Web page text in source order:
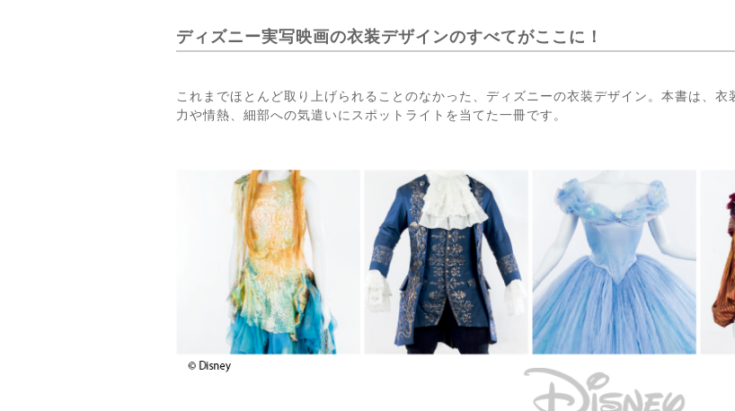
ディズニー実写映画の衣装デザインのすべてがここに！
これまでほとんど取り上げられることのなかった、ディズニーの衣装デザイン。本書は、
力や情熱、細部への気遣いにスポットライトを当てた一冊です。